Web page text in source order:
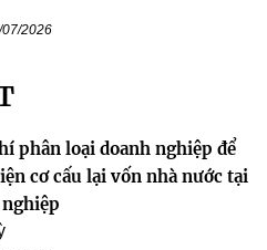
2026
phân loại doanh nghiệp để
cơ cấu lại vốn nhà nước tại